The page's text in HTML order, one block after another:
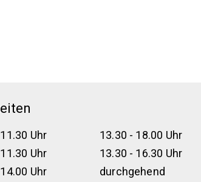
Uhr
13.30 - 18.00 Uhr
Uhr
13.30 - 16.30 Uhr
Uhr durchgehend